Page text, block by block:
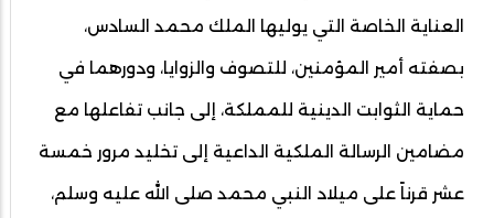
العناية الخاصة التي يوليها الملك محمد السادس،
بصفته أمير المؤمنين، للتصوف والزوايا، ودورهما في
حماية الثوابت الدينية للمملكة، إلى جانب تفاعلها مع
مضامين الرسالة الملكية الداعية إلى تخليد مرور خمسة
عشر قرناً على ميلاد النبي محمد صلى الله عليه وسلم،